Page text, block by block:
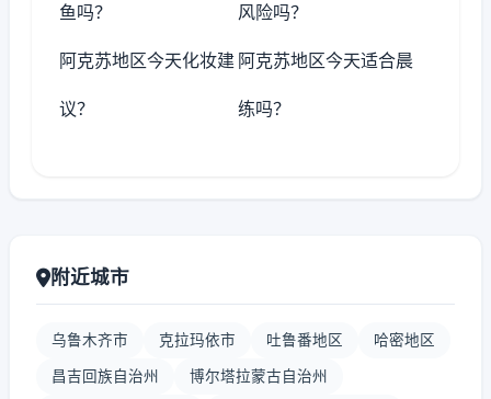
鱼吗？ 风险吗？
阿克苏地区今天化妆建
议？
阿克苏地区今天适合晨
练吗？
附近城市
乌鲁木齐市 克拉玛依市 吐鲁番地区 哈密地区
昌吉回族自治州 博尔塔拉蒙古自治州